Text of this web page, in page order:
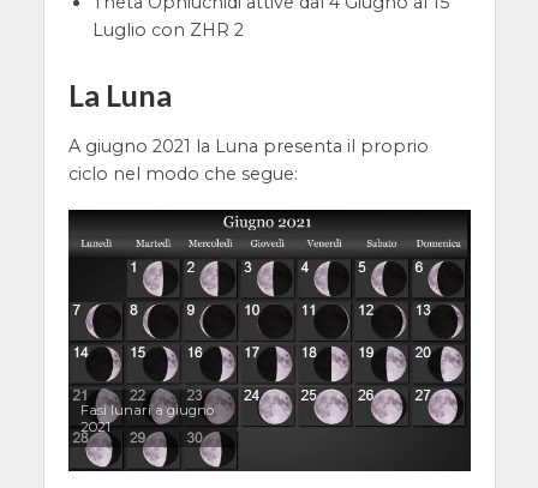
Luglio con ZHR 2
La Luna
A giugno 2021 la Luna presenta il proprio
ciclo nel modo che segue:
Fasi lunari a giugno
2021